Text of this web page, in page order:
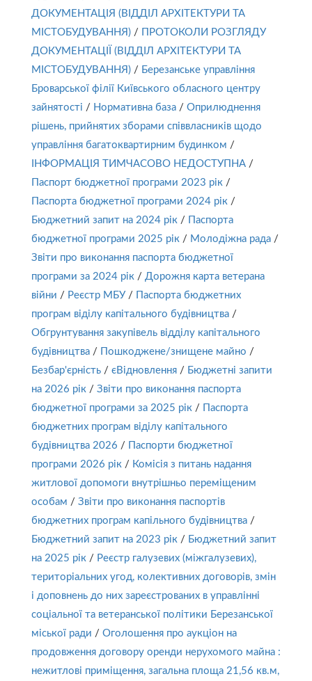
ДОКУМЕНТАЦІЯ (ВІДДІЛ АРХІТЕКТУРИ ТА
МІСТОБУДУВАННЯ) /
ПРОТОКОЛИ РОЗГЛЯДУ
ДОКУМЕНТАЦІЇ (ВІДДІЛ АРХІТЕКТУРИ ТА
МІСТОБУДУВАННЯ) / Березанське управління
Броварської філії Київського обласного центру
зайнятості / Нормативна база / Оприлюднення
рішень, прийнятих зборами співвласників щодо
управління багатоквартирним будинком /
ІНФОРМАЦІЯ ТИМЧАСОВО НЕДОСТУПНА /
Паспорт бюджетної програми 2023 рік /
Паспорта бюджетної програми 2024 рік /
Бюджетний запит на 2024 рік /
Паспорта
бюджетної програми 2025 рік / Молодіжна рада /
Звіти про виконання паспорта бюджетної
програми за 2024 рік / Дорожня карта ветерана
війни / Реєстр МБУ /
Паспорта бюджетних
програм віділу капітального будівництва /
Обгрунтування закупівель відділу капітального
будівництва / Пошкоджене/знищене майно /
Безбар'єрність / єВідновлення / Бюджетні запити
на 2026 рік / Звіти про виконання паспорта
бюджетної програми за 2025 рік /
Паспорта
бюджетних програм віділу капітального
будівництва 2026 /
Паспорти бюджетної
програми 2026 рік / Комісія з питань надання
житлової допомоги внутрішньо переміщеним
особам / Звіти про виконання паспортів
бюджетних програм капільного будівництва /
Бюджетний запит на 2023 рік / Бюджетний запит
на 2025 рік / Реєстр галузевих (міжгалузевих),
територіальних угод, колективних договорів, змін
і доповнень до них зареєстрованих в управлінні
соціальної та ветеранської політики Березанської
міської ради / Оголошення про аукціон на
продовження договору оренди нерухомого майна :
нежитлові приміщення, загальна площа 21,56 кв.м,